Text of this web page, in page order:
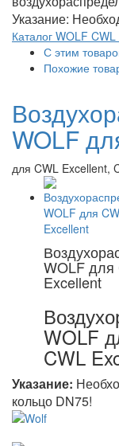
Указание:
Каталог WOLF
С этим
Похожие
WOLF
для CWL Excellent,
WOLF для
Excellent
WOLF
CWL
Указание:
кольцо DN75!